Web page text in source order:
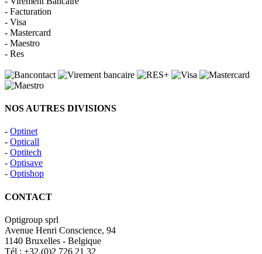
- Facturation
- Visa
- Mastercard
- Maestro
- Res
NOS AUTRES DIVISIONS
- Optinet
- Opticall
- Optitech
- Optisave
- Optishop
CONTACT
Optigroup sprl
Avenue Henri Conscience, 94
1140 Bruxelles - Belgique
Tél : +32.(0)2 726 21 32